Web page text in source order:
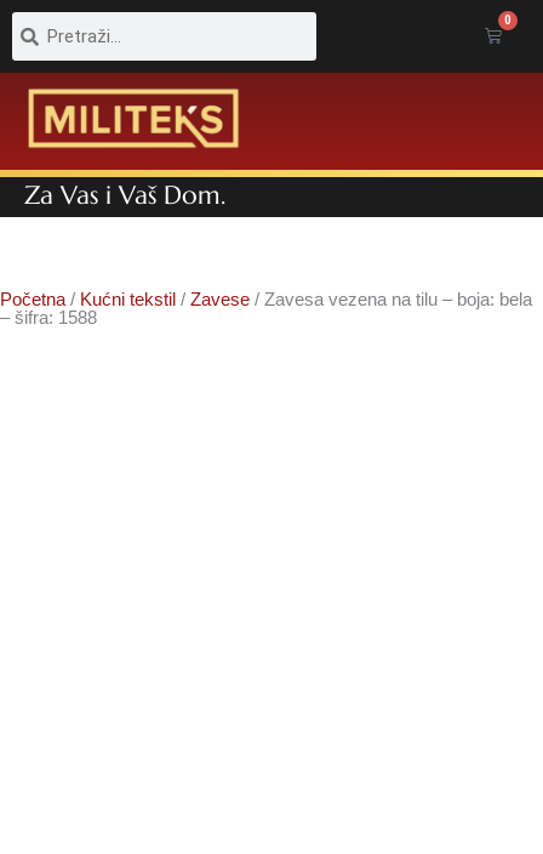
Pretraga 0
Cart
Za Vas i Vaš Dom.
Početna / Kućni tekstil / Zavese / Zavesa vezena na tilu – boja: bela
– šifra: 1588